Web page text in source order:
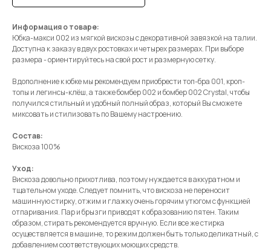
Информация о товаре:
Юбка-макси 002 из мягкой вискозы с декоративной завязкой на талии.
Доступна к заказу в двух ростовках и четырех размерах. При выборе
размера - ориентируйтесь на свой рост и размерную сетку.
В дополнение к юбке мы рекомендуем приобрести топ-бра 001, кроп-
топы и легинсы-клёш, а также бомбер 002 и бомбер 002 Crystal, чтобы
получился стильный и удобный полный образ, который Вы сможете
миксовать и стилизовать по Вашему настроению.
Состав:
Вискоза 100%
Уход:
Вискоза довольно прихотлива, поэтому нуждается в аккуратном и
тщательном уходе. Следует помнить, что вискоза не переносит
машинную стирку, отжим и глажку очень горячим утюгом с функцией
отпаривания. Пар и брызги приводят к образованию пятен. Таким
образом, стирать рекомендуется вручную. Если все же стирка
осуществляется в машине, то режим должен быть только деликатный, с
добавлением соответствующих моющих средств.